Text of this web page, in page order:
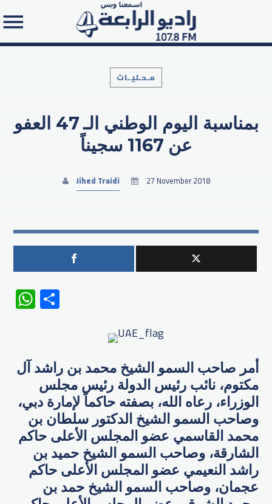
Search in the website:
مـحـليـات
بمناسبة اليوم الوطني الـ 47 العفو
عن 1167 سجيناً
Jihed Traidi 27 November 2018
WhatsApp
أمر صاحب السمو الشيخ محمد بن راشد آل
مكتوم، نائب رئيس الدولة رئيس مجلس
الوزراء، رعاه الله، بصفته حاكماً لإمارة دبي،
وصاحب السمو الشيخ الدكتور سلطان بن
محمد القاسمي عضو المجلس الأعلى حاكم
الشارقة، وصاحب السمو الشيخ حميد بن
راشد النعيمي عضو المجلس الأعلى حاكم
عجمان، وصاحب السمو الشيخ حمد بن